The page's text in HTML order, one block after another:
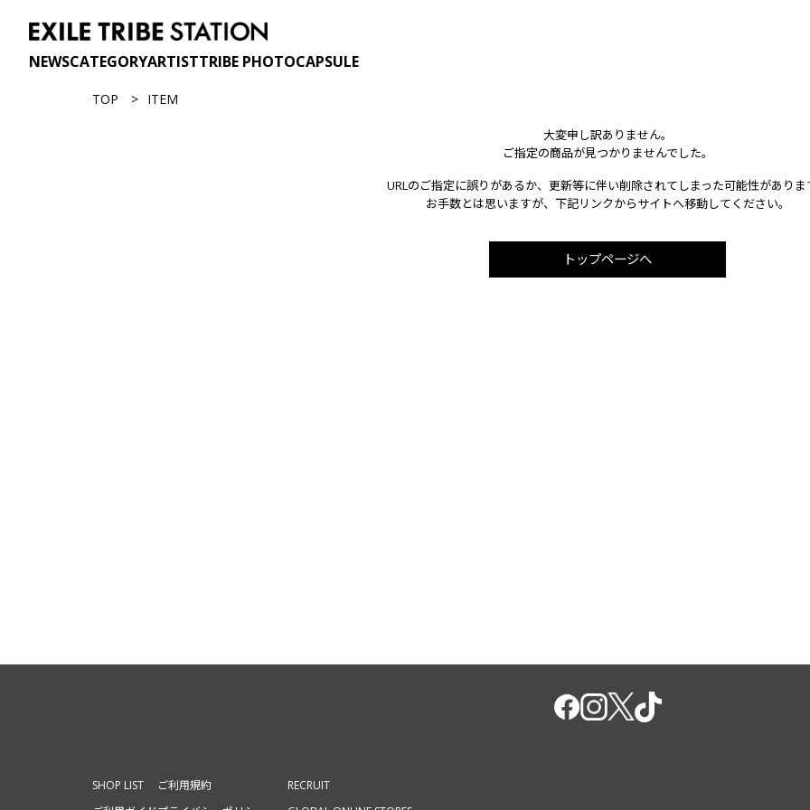
NEWSCATEGORYARTISTTRIBE PHOTOCAPSULE
TOP ITEM
大変申し訳ありません。
ご指定の商品が見つかりませんでした。
URLのご指定に誤りがあるか、更新等に伴い削除されてしまった可能性がありま
お手数とは思いますが、下記リンクからサイトへ移動してください。
トップページへ
SHOP LIST
ご利用規約
RECRUIT